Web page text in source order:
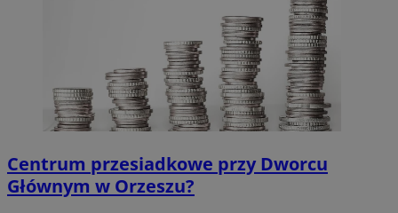
Centrum przesiadkowe przy Dworcu
Głównym w Orzeszu?